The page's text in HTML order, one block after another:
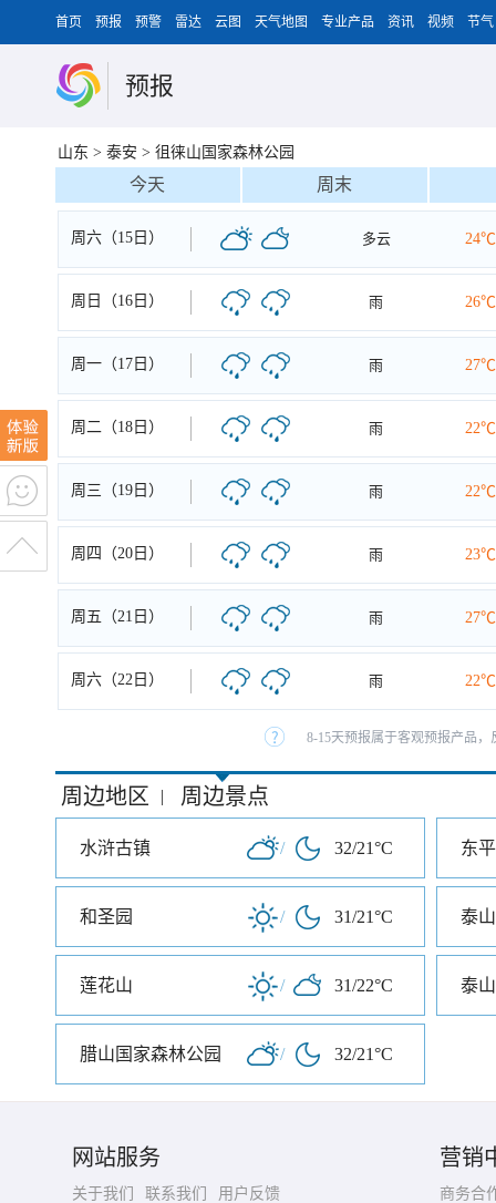
首页 预报 预警 雷达 云图 天气地图 专业产品 资讯 视频 节气
预报
山东 > 泰安 > 徂徕山国家森林公园
今天 周末
周六（15日） 多云 24℃
周日（16日） 雨 26℃
周一（17日） 雨 27℃
周二（18日） 雨 22℃
周三（19日） 雨 22℃
周四（20日） 雨 23℃
周五（21日） 雨 27℃
周六（22日） 雨 22℃
8-15天预报属于客观预报产品
周边地区 | 周边景点
水浒古镇 / 32/21°C 东
和圣园 / 31/21°C 泰山
莲花山 / 31/22°C 泰
腊山国家森林公园 / 32/21°C
网站服务
关于我们 联系我们
用户反馈
营销
商务合